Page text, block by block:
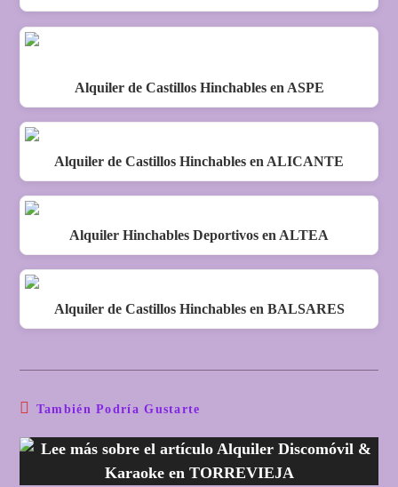
Alquiler de Castillos Hinchables en ASPE
Alquiler de Castillos Hinchables en ALICANTE
Alquiler Hinchables Deportivos en ALTEA
Alquiler de Castillos Hinchables en BALSARES
También Podría Gustarte